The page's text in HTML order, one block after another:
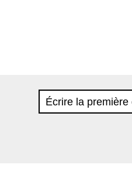
Écrire la première